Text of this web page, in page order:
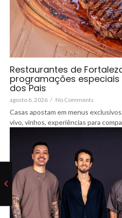
Restaurantes de
programações
dos Pais
agosto 6, 2026 / No Comments
Casas apostam em menus
vivo, vinhos, experiências para